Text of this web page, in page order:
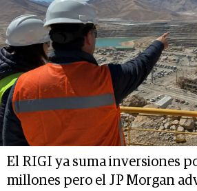
El RIGI ya suma inversiones
millones pero el JP Morgan